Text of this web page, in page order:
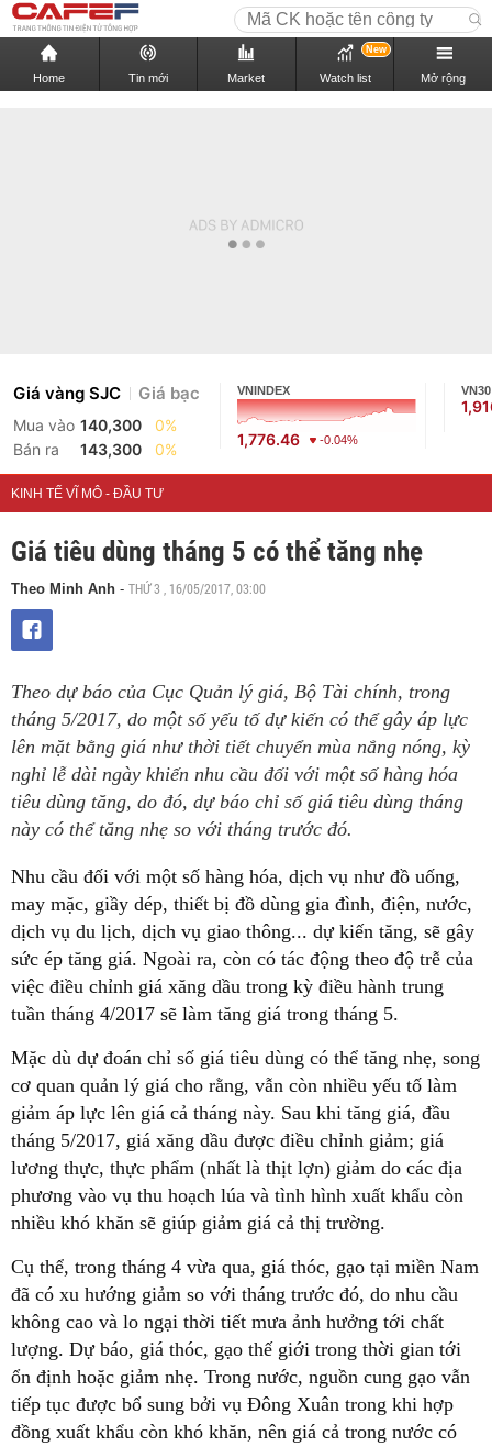
Home Tin mới Market Watch list
New
Mở rộng
Giá vàng SJC Giá bạc
Mua vào 140,300
0%
Bán ra
143,300 0%
VNINDEX
1,776.46 -0.04%
VN30
KINH TẾ VĨ MÔ - ĐẦU TƯ
Giá tiêu dùng tháng 5 có thể tăng nhẹ
Theo Minh Anh - THỨ 3 , 16/05/2017, 03:00
Theo dự báo của Cục Quản lý giá, Bộ Tài chính, trong
tháng 5/2017, do một số yếu tố dự kiến có thể gây áp lực
lên mặt bằng giá như thời tiết chuyển mùa nắng nóng, kỳ
nghỉ lễ dài ngày khiến nhu cầu đối với một số hàng hóa
tiêu dùng tăng, do đó, dự báo chỉ số giá tiêu dùng tháng
này có thể tăng nhẹ so với tháng trước đó.
Nhu cầu đối với một số hàng hóa, dịch vụ như đồ uống,
may mặc, giầy dép, thiết bị đồ dùng gia đình, điện, nước,
dịch vụ du lịch, dịch vụ giao thông... dự kiến tăng, sẽ gây
sức ép tăng giá. Ngoài ra, còn có tác động theo độ trễ của
việc điều chỉnh giá xăng dầu trong kỳ điều hành trung
tuần tháng 4/2017 sẽ làm tăng giá trong tháng 5.
Mặc dù dự đoán chỉ số giá tiêu dùng có thể tăng nhẹ, song
cơ quan quản lý giá cho rằng, vẫn còn nhiều yếu tố làm
giảm áp lực lên giá cả tháng này. Sau khi tăng giá, đầu
tháng 5/2017, giá xăng dầu được điều chỉnh giảm; giá
lương thực, thực phẩm (nhất là thịt lợn) giảm do các địa
phương vào vụ thu hoạch lúa và tình hình xuất khẩu còn
nhiều khó khăn sẽ giúp giảm giá cả thị trường.
Cụ thể, trong tháng 4 vừa qua, giá thóc, gạo tại miền Nam
đã có xu hướng giảm so với tháng trước đó, do nhu cầu
không cao và lo ngại thời tiết mưa ảnh hưởng tới chất
lượng. Dự báo, giá thóc, gạo thế giới trong thời gian tới
ổn định hoặc giảm nhẹ. Trong nước, nguồn cung gạo vẫn
tiếp tục được bổ sung bởi vụ Đông Xuân trong khi hợp
đồng xuất khẩu còn khó khăn, nên giá cả trong nước có